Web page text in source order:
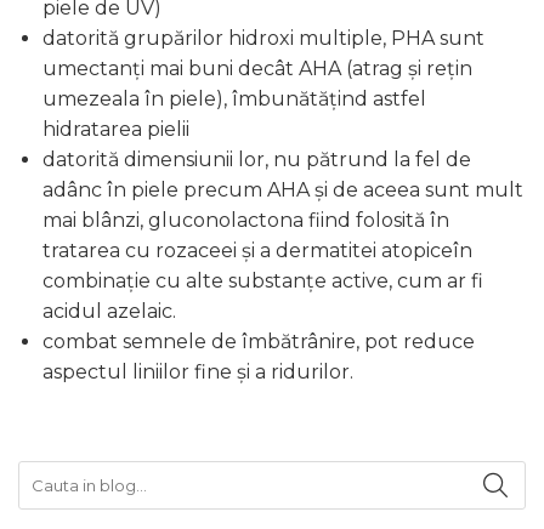
piele de UV)
datorită grupărilor hidroxi multiple, PHA sunt
umectanți mai buni decât AHA (atrag și rețin
umezeala în piele), îmbunătăţind astfel
hidratarea pielii
datorită dimensiunii lor, nu pătrund la fel de
adânc în piele precum AHA și de aceea sunt mult
mai blânzi, gluconolactona fiind folosită în
tratarea cu rozaceei și a dermatitei atopiceîn
combinație cu alte substanțe active, cum ar fi
acidul azelaic.
combat semnele de îmbătrânire, pot reduce
aspectul liniilor fine și a ridurilor.